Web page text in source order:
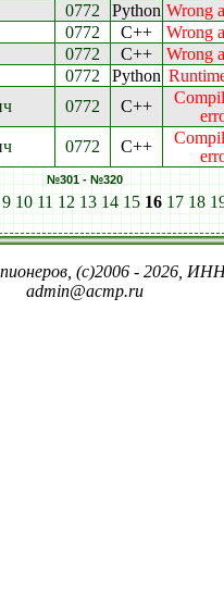
0772 Python Wrong
0772 C++
Wrong
0772 C++
Wrong
0772 Python
0772 C++
0772 C++
№301 - №320
9 10 11 12 13 14 15 16 17 18
пионеров, (c)2006 - 2026,
admin@acmp.ru